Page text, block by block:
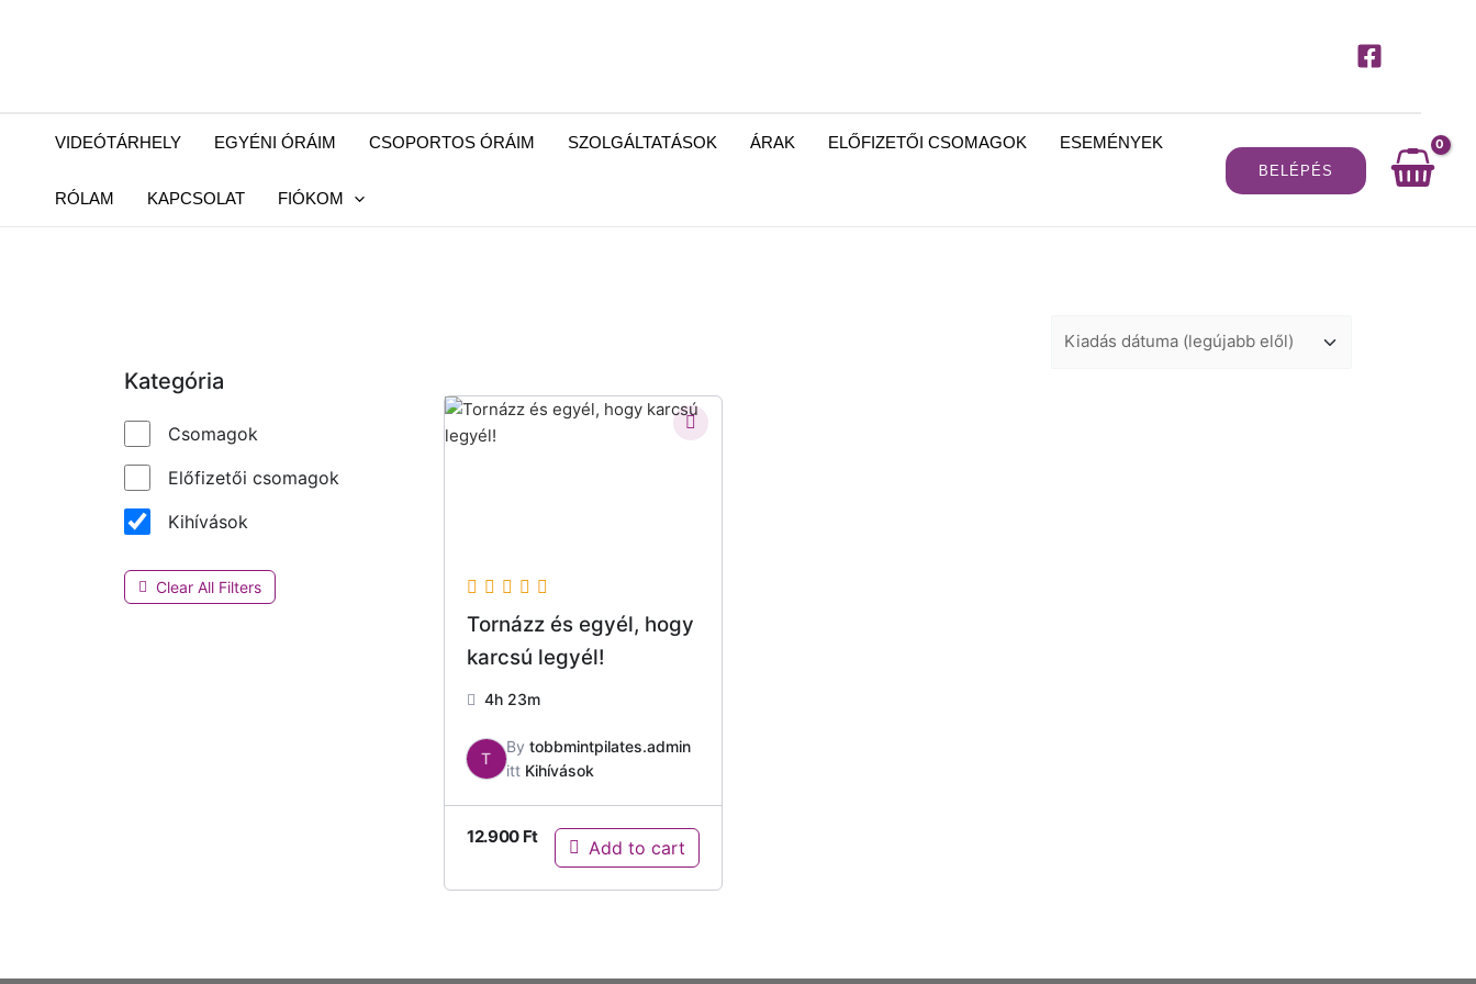
VIDEÓTÁRHELY EGYÉNI ÓRÁIM CSOPORTOS ÓRÁIM SZOLGÁLTATÁSOK ÁRAK ELŐFIZETŐI CSOMAGOK ESEMÉNYEK
RÓLAM KAPCSOLAT FIÓKOM
BELÉPÉS
Kategória
Csomagok
Előfizetői csomagok
Kihívások
Clear All Filters
Tornázz és egyél, hogy
karcsú legyél!
4h 23m
T
By tobbmintpilates.admin
itt Kihívások
12.900 Ft
Add to cart